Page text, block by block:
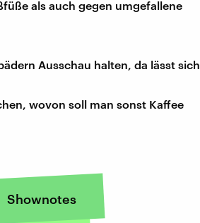
als auch gegen umgefallene
Ausschau halten, da lässt sich
wovon soll man sonst Kaffee
Shownotes